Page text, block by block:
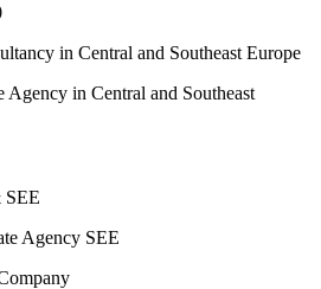
in Central and Southeast Europe
Agency in Central and Southeast
SEE
Agency SEE